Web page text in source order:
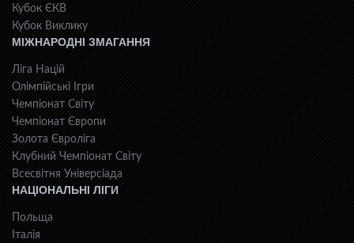
Кубок ЄКВ
Кубок Виклику
МІЖНАРОДНІ ЗМАГАННЯ
Ліга Націй
Олімпійські Ігри
Чемпіонат Світу
Чемпіонат Європи
Золота Євроліга
Клубний Чемпіонат Світу
Всесвiтня Унiверсiaда
НАЦІОНАЛЬНІ ЛІГИ
Польща
Італія